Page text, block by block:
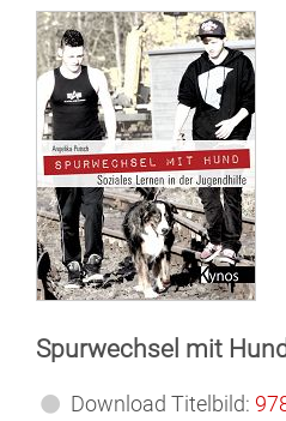
Spurwechsel mit Hund
Download Titelbild: